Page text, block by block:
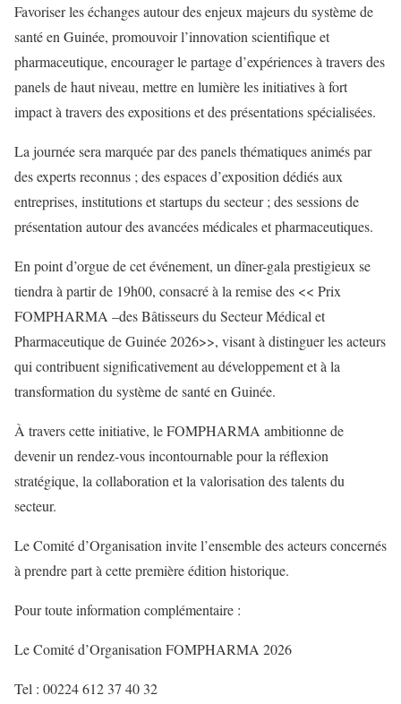
Favoriser les échanges autour des enjeux majeurs du système de
santé en Guinée, promouvoir l’innovation scientifique et
pharmaceutique, encourager le partage d’expériences à travers des
panels de haut niveau, mettre en lumière les initiatives à fort
impact à travers des expositions et des présentations spécialisées.
La journée sera marquée par des panels thématiques animés par
des experts reconnus ; des espaces d’exposition dédiés aux
entreprises, institutions et startups du secteur ; des sessions de
présentation autour des avancées médicales et pharmaceutiques.
En point d’orgue de cet événement, un dîner-gala prestigieux se
tiendra à partir de 19h00, consacré à la remise des << Prix
FOMPHARMA –des Bâtisseurs du Secteur Médical et
Pharmaceutique de Guinée 2026>>, visant à distinguer les acteurs
qui contribuent significativement au développement et à la
transformation du système de santé en Guinée.
À travers cette initiative, le FOMPHARMA ambitionne de
devenir un rendez-vous incontournable pour la réflexion
stratégique, la collaboration et la valorisation des talents du
secteur.
Le Comité d’Organisation invite l’ensemble des acteurs concernés
à prendre part à cette première édition historique.
Pour toute information complémentaire :
Le Comité d’Organisation FOMPHARMA 2026
Tel : 00224 612 37 40 32